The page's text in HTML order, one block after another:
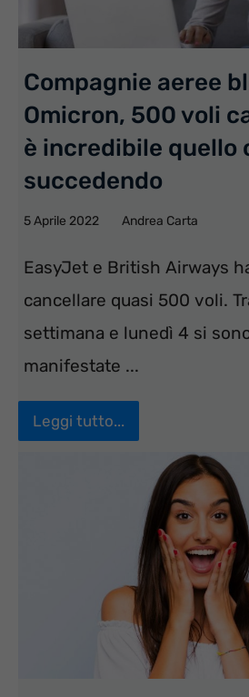
Compagnie aeree
Omicron, 500 voli
è incredibile quello
succedendo
5 Aprile 2022 Andrea Carta
EasyJet e British Airways
cancellare quasi 500 voli.
settimana e lunedì 4 si
manifestate ...
Leggi tutto...